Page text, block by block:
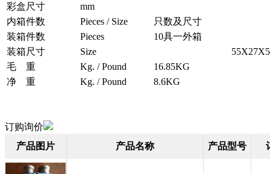
彩盒尺寸
mm
内箱件数
Pieces / Size
只数及尺寸
装箱件数
Pieces 10具一外箱
装箱尺寸
Size
毛 重
Kg. / Pound
16.85KG
净 重
Kg. / Pound 8.6KG
订购询价
产品图片
产品名称 产品型号